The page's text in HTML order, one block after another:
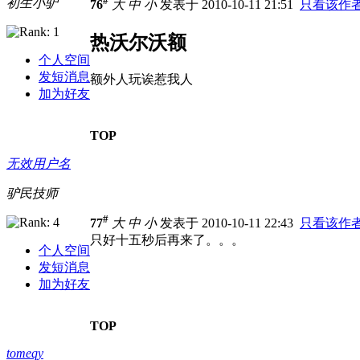
个人空间
发短消息
加为好友
76 大 中 小发表于 2010-10-11 21:51 只看该作
热沃尔沃额
额外人玩诶惹我人
TOP
无效用户名
驴民技师
个人空间
发短消息
加为好友
77# 大 中 小发表于 2010-10-11 22:43 只看该作
只好十五秒后再来了。。。
TOP
tomeqy